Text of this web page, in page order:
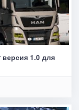
версия 1.0 для